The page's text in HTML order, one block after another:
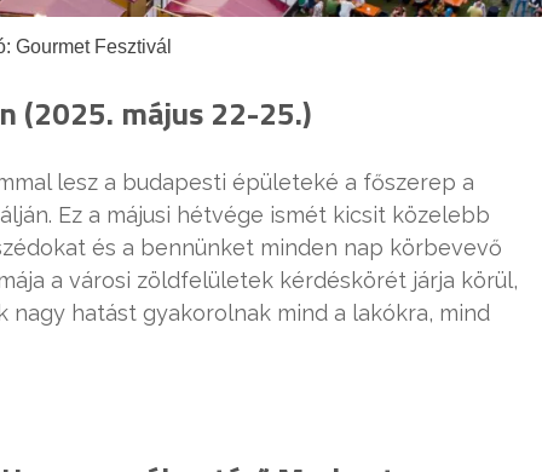
Gourmet Fesztivál
(2025. május 22-25.)
lesz a budapesti épületeké a főszerep a
Ez a májusi hétvége ismét kicsit közelebb
és a bennünket minden nap körbevevő
a városi zöldfelületek kérdéskörét járja körül,
hatást gyakorolnak mind a lakókra, mind